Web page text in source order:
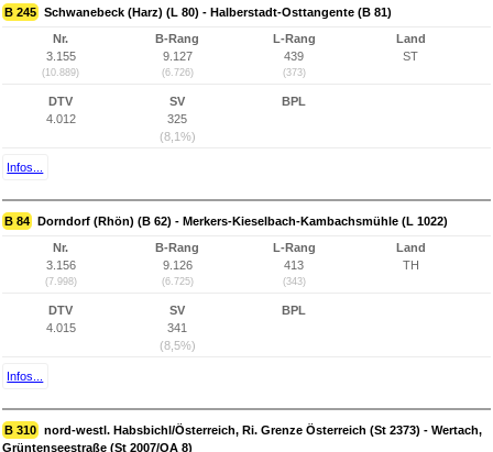
B 245 Schwanebeck (Harz) (L 80) - Halberstadt-Osttangente (B 81)
Nr.
3.155
(10.889)
B-Rang
9.127
(6.726)
L-Rang
439
(373)
Land
ST
DTV
4.012
SV
325
(8,1%)
BPL
Infos...
B 84 Dorndorf (Rhön) (B 62) - Merkers-Kieselbach-Kambachsmühle (L 1022)
Nr.
3.156
(7.998)
B-Rang
9.126
(6.725)
L-Rang
413
(343)
Land
TH
DTV
4.015
SV
341
(8,5%)
BPL
Infos...
B 310 nord-westl. Habsbichl/Österreich, Ri. Grenze Österreich (St 2373) - Wertach,
Grüntenseestraße (St 2007/OA 8)